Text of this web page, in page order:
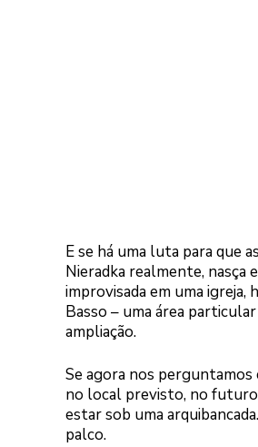
E se há uma luta para que
Nieradka realmente, nasça
improvisada em uma igreja,
Basso – uma área
ampliação.
Se agora nos perguntamos
no local previsto, no futuro
estar sob uma
palco.